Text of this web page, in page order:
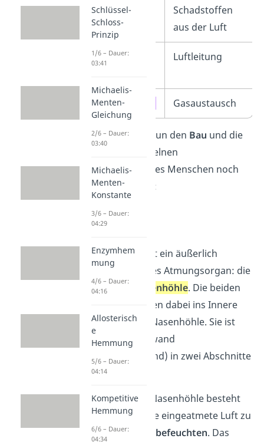
Schadstoffen
aus der Luft
Bronchienund
Luftleitung
Lungenbläschen Gasaustausch
Schauen wir uns nun den Bau und die
der einzelnen
Atmungsorgane des Menschen noch
etwas genauer an:
Nasenhöhle
Den Anfang macht ein äußerlich
teilweise sichtbares Atmungsorgan: die
Nase mit der
Nasenhöhle. Die beiden
Nasenlöcher führen dabei ins Innere
der Nase, bis zur Nasenhöhle. Sie ist
durch eine Trennwand
(Nasenscheidewand) in zwei Abschnitte
getrennt.
Die Funktion der Nasenhöhle besteht
vor allem darin, die eingeatmete Luft zu
erwärmenund zu befeuchten. Das
Schlüssel-
Schloss-
Prinzip
1/6 – Dauer:
03:41
Michaelis-
Menten-
Gleichung
2/6 – Dauer:
03:40
Michaelis-
Menten-
Konstante
3/6 – Dauer:
04:29
Enzymhem
mung
4/6 – Dauer:
04:16
Allosterisch
e
Hemmung
5/6 – Dauer:
04:14
Kompetitive
Hemmung
6/6 – Dauer:
04:34